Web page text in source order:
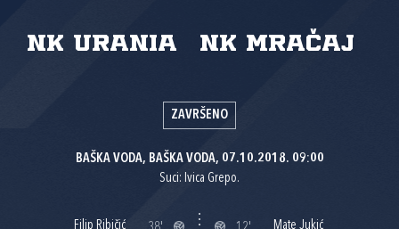
NK Urania NK Mračaj
ZAVRŠENO
BAŠKA VODA, BAŠKA VODA, 07.10.2018. 09:00
Suci: Ivica Grepo.
Filip Ribičić
Mate Jukić